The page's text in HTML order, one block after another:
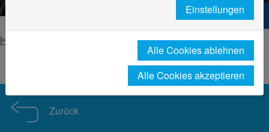
Hochschule Niederrhein. Dein Weg.
Home
Forschung und Transfer
Institute und Kompetenzzentren
iPattern
Zurück
Einstellungen
Alle Cookies ablehnen
Alle Cookies akzeptieren